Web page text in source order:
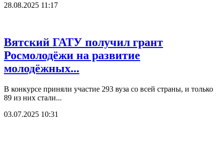
28.08.2025 11:17
Вятский ГАТУ получил грант
Росмолодёжи на развитие
молодёжных...
В конкурсе приняли участие 293 вуза со всей страны, и только
89 из них стали...
03.07.2025 10:31